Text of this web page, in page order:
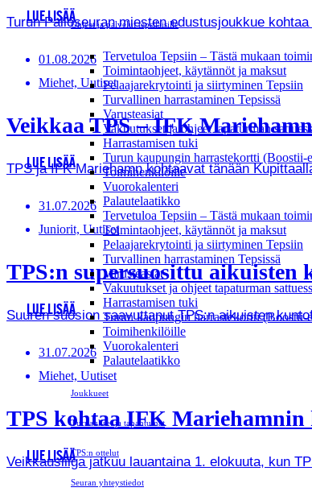
Ohjeet ja palvelut tepsiläisille
Tervetuloa Tepsiin – Tästä mukaan
Toimintaohjeet, käytännöt ja maksut
Pelaajarekrytointi ja siirtyminen Tepsiin
Turvallinen harrastaminen Tepsissä
Varusteasiat
Vakuutukset ja ohjeet tapaturman
Harrastamisen tuki
Turun kaupungin harrastekortti (Boostii-
Toimihenkilöille
Vuorokalenteri
Palautelaatikko
Tervetuloa Tepsiin – Tästä mukaan
Toimintaohjeet, käytännöt ja maksut
Pelaajarekrytointi ja siirtyminen Tepsiin
Turvallinen harrastaminen Tepsissä
Varusteasiat
Vakuutukset ja ohjeet tapaturman
Harrastamisen tuki
Turun kaupungin harrastekortti (Boostii-
Toimihenkilöille
Vuorokalenteri
Palautelaatikko
Joukkueet
Turnaukset ja tapahtumat
TPS:n ottelut
Seuran yhteystiedot
Turun Palloseuran miesten edustusjoukkue
LUE LISÄÄ
01.08.2026
Miehet, Uutiset
Veikkaa TPS – IFK
TPS ja IFK Mariehamn kohtaavat tänään
LUE LISÄÄ
31.07.2026
Juniorit, Uutiset
TPS:n supersuosittu aikuisten
Suuren suosion saavuttanut TPS:n aikuisten
LUE LISÄÄ
31.07.2026
Miehet, Uutiset
TPS kohtaa IFK Mariehamnin
Veikkausliiga jatkuu lauantaina 1. elokuuta, kun
LUE LISÄÄ